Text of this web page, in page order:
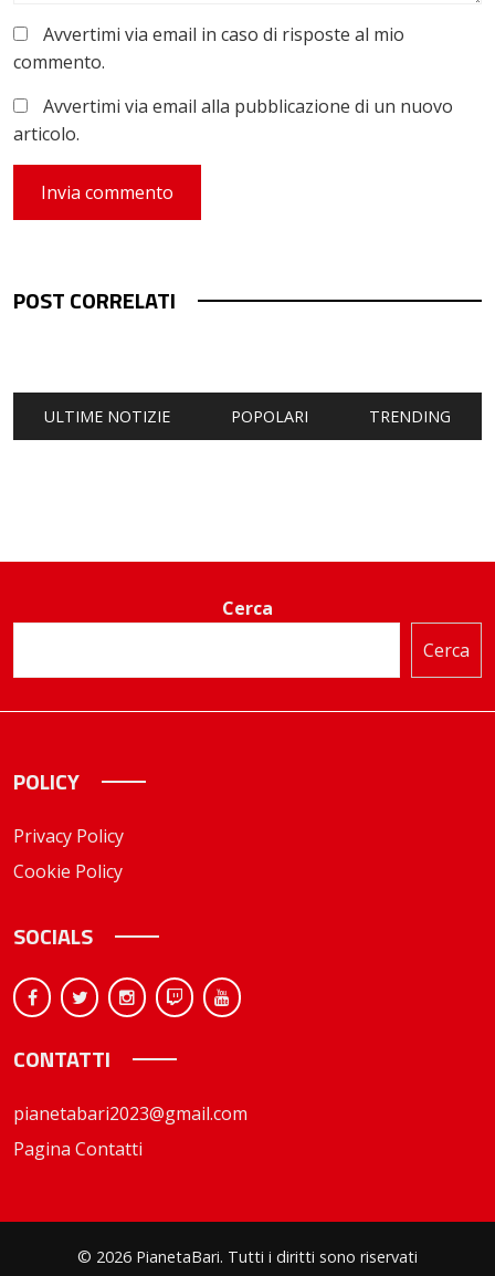
Avvertimi via email in caso di risposte al mio
commento.
Avvertimi via email alla pubblicazione di un nuovo
articolo.
POST CORRELATI
ULTIME NOTIZIE POPOLARI TRENDING
Cerca
Cerca
POLICY
Privacy Policy
Cookie Policy
SOCIALS
CONTATTI
pianetabari2023@gmail.com
Pagina Contatti
© 2026 PianetaBari. Tutti i diritti sono riservati